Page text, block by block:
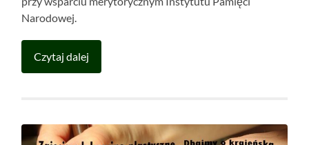
Narodowej.
Czytaj dalej